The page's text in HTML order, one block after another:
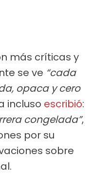
más críticas y
se ve “cada
opaca y cero
incluso escribió:
congelada”,
por su
sobre